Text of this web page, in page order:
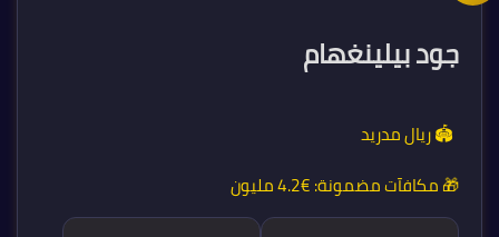
جود بيلينغهام
🏟️ ريال مدريد
🎁 مكافآت مضمونة:€4.2 مليون